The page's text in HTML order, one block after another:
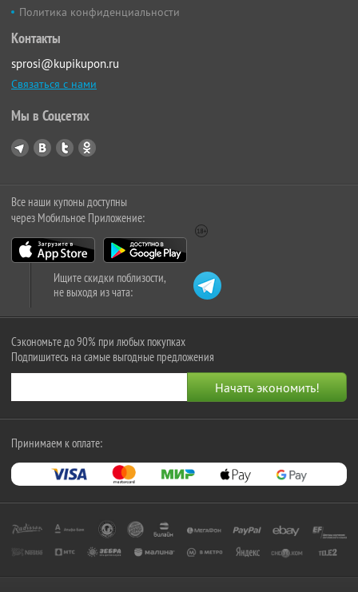
Политика конфиденциальности
Контакты
sprosi@kupikupon.ru
Связаться с нами
Мы в Соцсетях
Все наши купоны доступны
через Мобильное Приложение:
Ищите скидки поблизости,
не выходя из чата:
Сэкономьте до 90% при любых покупках
Подпишитесь на самые выгодные предложения
Принимаем к оплате: